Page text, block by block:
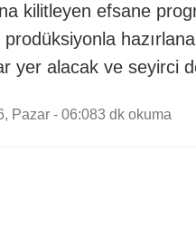
kilitleyen efsane
yer alacak ve seyirci
Pazar - 06:083 dk okuma